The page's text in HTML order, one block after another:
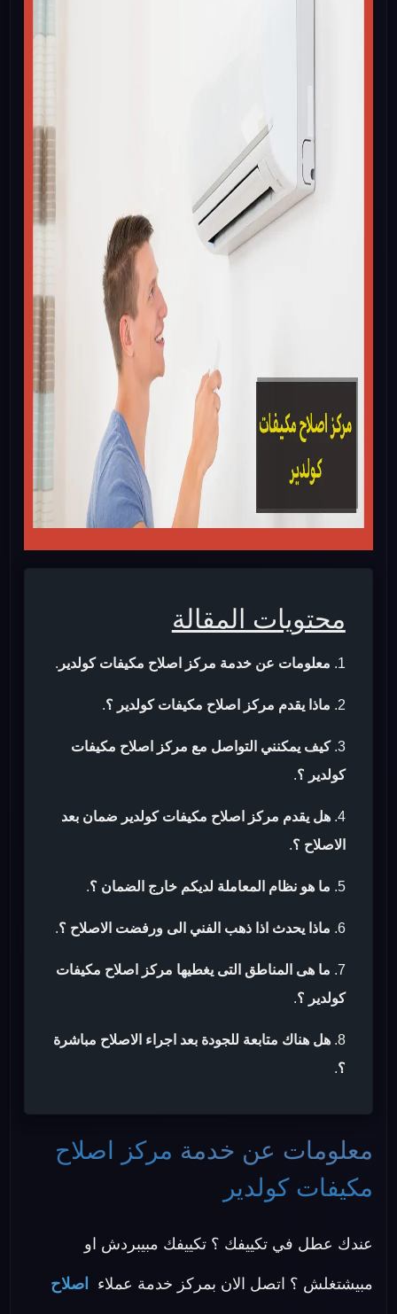
محتويات المقالة
معلومات عن خدمة مركز اصلاح مكيفات كولدير .
ماذا يقدم مركز اصلاح مكيفات كولدير ؟.
كيف يمكنني التواصل مع مركز اصلاح مكيفات
كولدير ؟.
هل يقدم مركز اصلاح مكيفات كولدير ضمان بعد
الاصلاح ؟.
ما هو نظام المعاملة لديكم خارج الضمان ؟.
ماذا يحدث اذا ذهب الفني الى ورفضت الاصلاح ؟.
ما هى المناطق التى يغطيها مركز اصلاح مكيفات
كولدير ؟.
هل هناك متابعة للجودة بعد اجراء الاصلاح مباشرة
؟.
معلومات عن خدمة مركز اصلاح
مكيفات كولدير
عندك عطل في تكييفك ؟ تكييفك مبيبردش او
مبيشتغلش ؟ اتصل الان بمركز خدمة عملاء اصلاح